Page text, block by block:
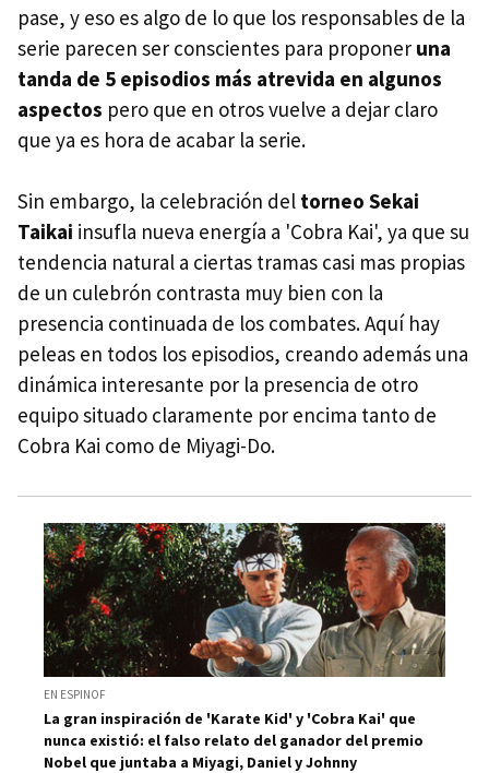
pase, y eso es algo de lo que los responsables de la
serie parecen ser conscientes para proponer una
tanda de 5 episodios más atrevida en algunos
aspectos pero que en otros vuelve a dejar claro
que ya es hora de acabar la serie.
Sin embargo, la celebración del torneo Sekai
Taikai insufla nueva energía a 'Cobra Kai', ya que su
tendencia natural a ciertas tramas casi mas propias
de un culebrón contrasta muy bien con la
presencia continuada de los combates. Aquí hay
peleas en todos los episodios, creando además una
dinámica interesante por la presencia de otro
equipo situado claramente por encima tanto de
Cobra Kai como de Miyagi-Do.
EN ESPINOF
La gran inspiración de 'Karate Kid' y 'Cobra Kai' que
nunca existió: el falso relato del ganador del premio
Nobel que juntaba a Miyagi, Daniel y Johnny